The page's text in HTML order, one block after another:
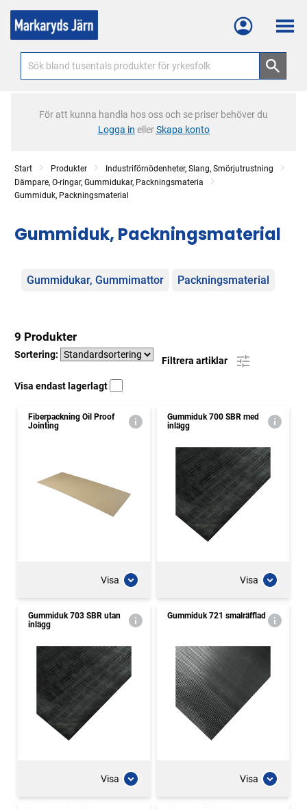
Meny
För att kunna handla hos oss och se priser behöver du
Logga in ellerSkapa konto
Start Produkter
Industriförnödenheter, Slang, Smörjutrustning
Dämpare, O-ringar, Gummidukar, Packningsmateria
Gummiduk, Packningsmaterial
Gummiduk, Packningsmaterial
Kategorier
Gummidukar, Gummimattor Packningsmaterial
9 Produkter
Sortering:
Filtrera artiklar
Visa endast lagerlagt
Fiberpackning Oil Proof
Jointing
Visa
Gummiduk 700 SBR med
inlägg
Visa
Gummiduk 703 SBR utan
inlägg
Visa
Gummiduk 721 smalräfflad
Visa